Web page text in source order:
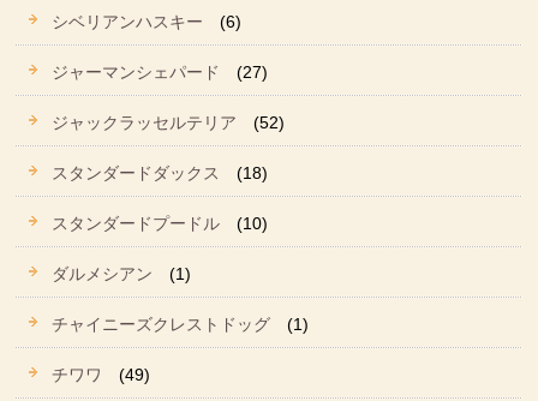
シベリアンハスキー (6)
ジャーマンシェパード (27)
ジャックラッセルテリア (52)
スタンダードダックス (18)
スタンダードプードル (10)
ダルメシアン (1)
チャイニーズクレストドッグ (1)
チワワ (49)